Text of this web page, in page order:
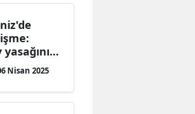
sezonu
Nisan 2025